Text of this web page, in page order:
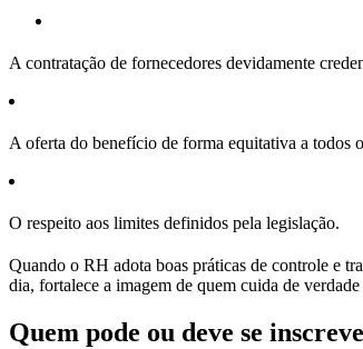
A contratação de fornecedores devidamente
A oferta do benefício de forma equitativa a todos
O respeito aos limites definidos pela legislação.
Quando o RH adota boas práticas de controle e
dia, fortalece a imagem de quem cuida de verdade
Quem pode ou deve se